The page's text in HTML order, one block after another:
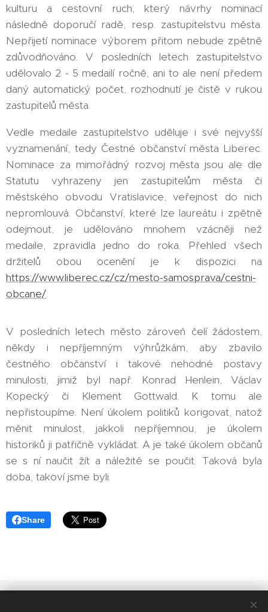
kulturu a cestovní ruch, který návrhy nominací
následně doporučí radě, resp. zastupitelstvu města.
Nepřijetí nominace výborem přitom nebude zpětně
zdůvodňováno. V posledních letech zastupitelstvo
udělovalo 2 - 5 medailí ročně, ani to ale není předem
daný automatický počet, rozhodnutí je čistě v rukou
zastupitelů města.
Vedle medaile zastupitelstvo uděluje i své nejvyšší
vyznamenání, tedy Čestné občanství města Liberec.
Nominace za mimořádný rozvoj města jsou ale dle
Statutu vyhrazeny jen zastupitelům města či
městského obvodu Vratislavice, veřejnost do nich
nepromlouvá. Občanství, které lze laureátu i zpětně
odejmout, je udělováno mnohem vzácněji než
medaile, zpravidla jedno do roka. Přehled všech
držitelů obou ocenění je k dispozici na
https://www.liberec.cz/cz/mesto-samosprava/cestni-
obcane/.
V posledních letech město zároveň čelí žádostem,
někdy i nepříjemným výhrůžkám, aby zbavilo
čestného občanství i takové nehodné postavy
minulosti, jimiž byl např. Konrad Henlein, Václav
Kopecký či Klement Gottwald. K tomu ale
nepřistoupíme. Není úkolem politiků korigovat, natož
měnit minulost, jakkoli nepříjemnou, je úkolem
historiků ji patřičně vykládat. A je také úkolem občanů
se s ní naučit žít a náležitě se poučit. Taková byla
doba, takoví jsme byli.
Share
náměstek primátora statutárního města Liberec